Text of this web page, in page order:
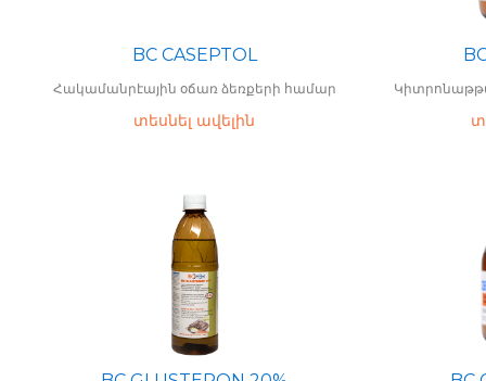
BC CASEPTOL
Հակամանրէային օճառ ձեռքերի համար
տեսնել ավելին